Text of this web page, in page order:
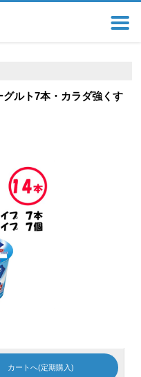
ルト7本・カラダ強くす
カートへ(定期購入)